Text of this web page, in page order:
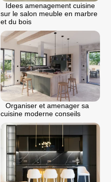
Idees amenagement cuisine
sur le salon meuble en marbre
et du bois
Organiser et amenager sa
cuisine moderne conseils